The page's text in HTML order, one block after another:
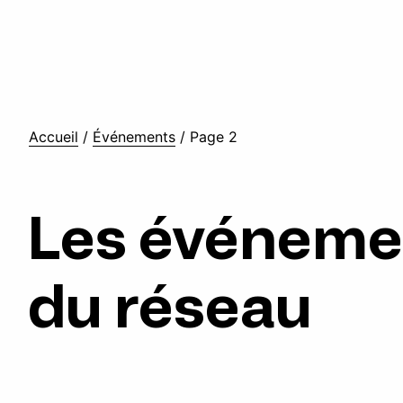
Accueil / Événements / Page 2
Les
du réseau